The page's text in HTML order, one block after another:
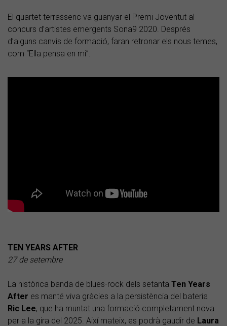
El quartet terrassenc va guanyar el Premi Joventut al
concurs d’artistes emergents Sona9 2020. Després
d’alguns canvis de formació, faran retronar els nous temes,
com “Ella pensa en mi”.
TEN YEARS AFTER
27 de setembre
La històrica banda de blues-rock dels setanta Ten Years
After es manté viva gràcies a la persistència del bateria
Ric Lee, que ha muntat una formació completament nova
per a la gira del 2025. Així mateix, es podrà gaudir de Laura